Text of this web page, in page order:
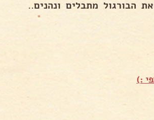
הבורגול מתבלים ונהנים..
:)